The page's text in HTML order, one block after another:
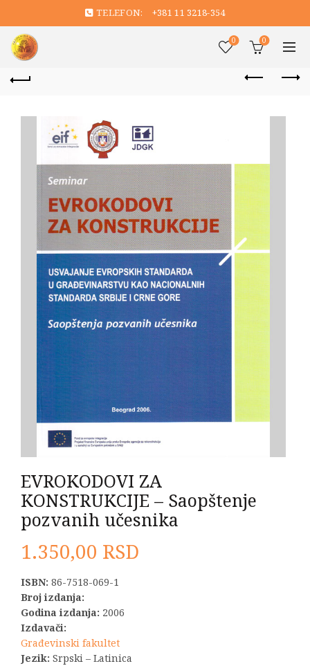
TELEFON: +381 11 3218-354
0 0
EVROKODOVI ZA
KONSTRUKCIJE – Saopštenje
pozvanih učesnika
1.350,00 RSD
ISBN: 86-7518-069-1
Broj izdanja:
Godina izdanja: 2006
Izdavači:
Građevinski fakultet
Jezik: Srpski – Latinica